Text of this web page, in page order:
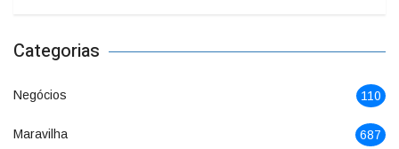
Categorias
Negócios 110
Maravilha 687